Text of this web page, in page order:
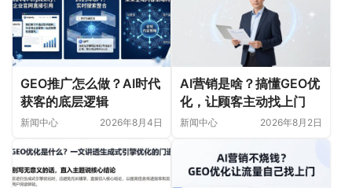
GEO推广怎么做？AI时代
获客的底层逻辑
新闻中心 2026年8月4日
AI营销是啥？搞懂GEO优
化，让顾客主动找上门
新闻中心 2026年8月2日